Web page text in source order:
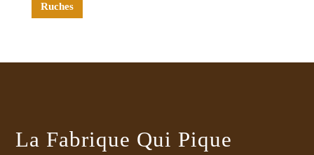
Ruches
La Fabrique Qui Pique